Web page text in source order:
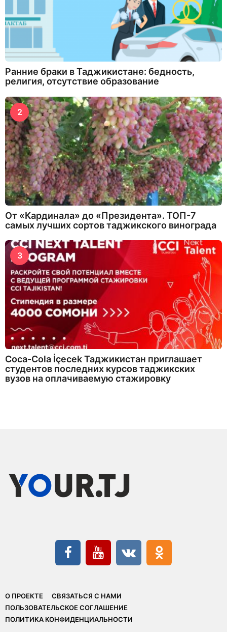
Ранние браки в Таджикистане: бедность,
религия, отсутствие образование
2
От «Кардинала» до «Президента». ТОП-7
самых лучших сортов таджикского винограда
3
Coca-Cola İçecek Таджикистан приглашает
студентов последних курсов таджикских
вузов на оплачиваемую стажировку
О ПРОЕКТЕ
СВЯЗАТЬСЯ С НАМИ
ПОЛЬЗОВАТЕЛЬСКОЕ СОГЛАШЕНИЕ
ПОЛИТИКА КОНФИДЕНЦИАЛЬНОСТИ